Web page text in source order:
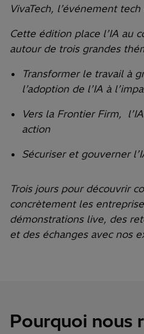
VivaTech, l’événement
Cette édition place l’IA au
autour de trois grandes
Transformer le travail à
l’adoption de l’IA à
Vers la Frontier Firm,
action
Sécuriser et gouverner
Trois jours pour découvrir
concrètement les
démonstrations live, des
et des échanges avec nos
Pourquoi nous